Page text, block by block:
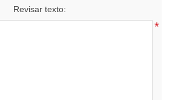
Revisar texto:
*